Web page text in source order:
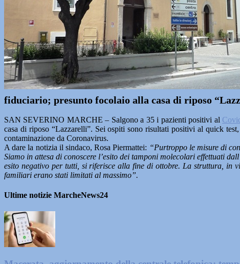
fiduciario; presunto focolaio alla casa di riposo
SAN SEVERINO MARCHE – Salgono a 35 i pazienti positivi al
casa di riposo “Lazzarelli”. Sei ospiti sono risultati positivi al quick
contaminazione da Coronavirus.
A dare la notizia il sindaco, Rosa Piermattei: “Purtroppo le misure di
Siamo in attesa di conoscere l’esito dei tamponi molecolari effettuati
esito negativo per tutti, si riferisce alla fine di ottobre. La struttura, in
familiari erano stati limitati al massimo”.
Ultime notizie MarcheNews24